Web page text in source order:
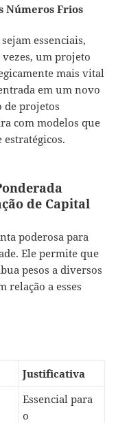
Números Frios
essenciais,
um projeto
mais vital
em um novo
de projetos
com modelos que
de Capital
poderosa para
Ele permite que
pesos a diversos
relação a esses
Justificativa
Essencial para
o